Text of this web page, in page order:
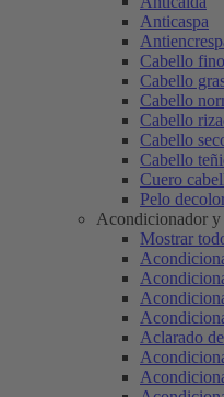
Anticaspa
Cabello
Cabello
Cabello
Cabello
Cabello
Cabello
Cuero
Pelo
Acondicionador y
Mostrar
Aclarado